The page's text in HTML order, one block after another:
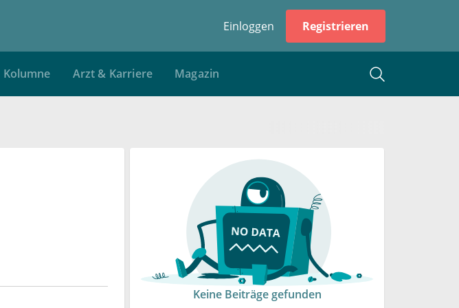
Einloggen Registrieren
Kolumne Arzt & Karriere Magazin
Keine Beiträge gefunden